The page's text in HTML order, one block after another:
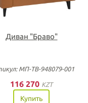
Диван "Браво"
МП-ТВ-948079-001
116 270 KZT
Купить